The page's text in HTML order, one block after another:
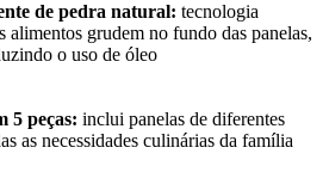
de pedra natural: tecnologia
alimentos grudem no fundo das panelas,
o uso de óleo
5 peças: inclui panelas de diferentes
as necessidades culinárias da família